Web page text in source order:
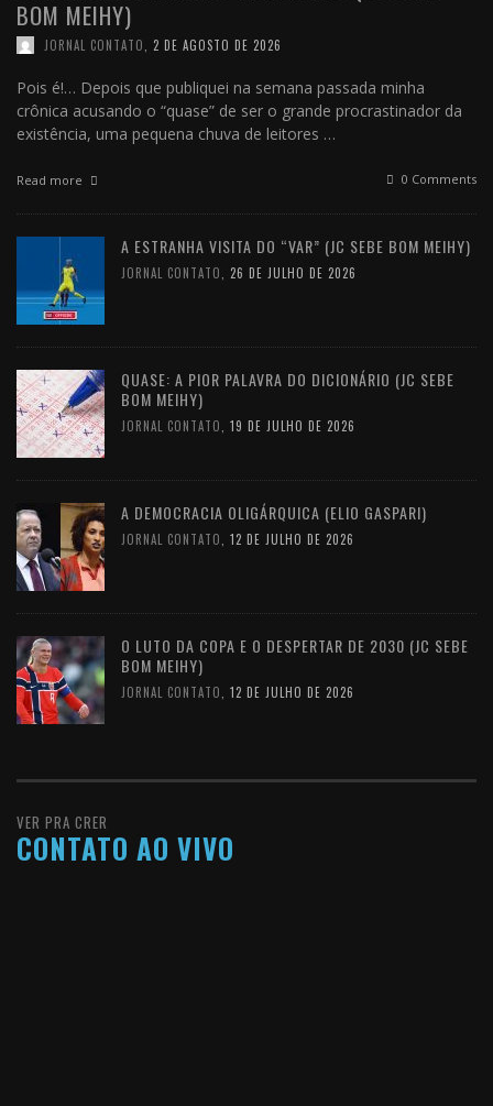
BOM MEIHY)
JORNAL CONTATO 2 DE AGOSTO DE 2026
Pois é!… Depois que publiquei na semana passada minha
crônica acusando o “quase” de ser o grande procrastinador da
existência, uma pequena chuva de leitores …
Read more 0 Comments
A ESTRANHA VISITA DO “VAR” (JC SEBE BOM MEIHY)
JORNAL CONTATO 26 DE JULHO DE 2026
QUASE: A PIOR PALAVRA DO DICIONÁRIO (JC SEBE
BOM MEIHY)
JORNAL CONTATO 19 DE JULHO DE 2026
A DEMOCRACIA OLIGÁRQUICA (ELIO GASPARI)
JORNAL CONTATO 12 DE JULHO DE 2026
O LUTO DA COPA E O DESPERTAR DE 2030 (JC SEBE
BOM MEIHY)
JORNAL CONTATO 12 DE JULHO DE 2026
VER PRA CRER
CONTATO AO VIVO